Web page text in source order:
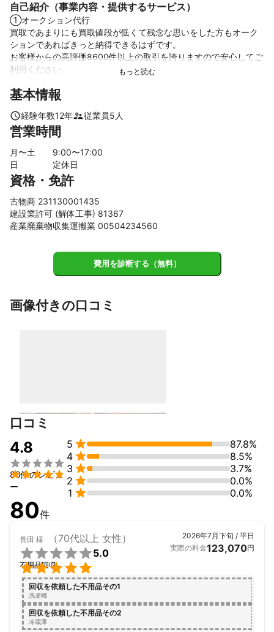
自己紹介（事業内容・提供するサービス）
①オークション代行
買取であまりにも買取値段が低くて残念な思いをした方もオーク
ションであればきっと納得できるはずです。
お客様からの高評価8600件以上の取引を誇りますので安心してご
利用ください。
②お客様の性格やライフスタイルなどを分析したうえでご満足い
もちろんご提案やお見積りは無料です。
個人宅だけではなくオフィスのお片付けや遺品整理等もお手伝い
③ご新築されたハウスクリーニングや事務所の簡単なクリーニン
グ等を施工いたしております。
④いぬ小屋の解体から戸建てやアパートの解体まで承ります。
もちろご相談、お見積りは無料です。
これまでの実績
①オークション年間販売件数2904件
③ハウスクリーニング　年間2～4件程度
基本情報
経験年数12年 従業員5 人
営業時間
月〜土 9:00〜17:00
日
定休日
資格・免許
古物商 231130001435
建設業許可 (解体工事) 81367
産業廃棄物収集運搬業 00504234560
費用を診断する（無料）
画像付きの口コミ
口コミ
4.8


80件のレビュ
ー
5 
87.8%
4 
8.5%
3 
3.7%
2 
0.0%
1  0.0%
80件
長田 様 （70代以上 女性）


5.0
不用品回収
2026年7月下旬 / 平日
実際の料金123,070円
回収を依頼した不用品その1
洗濯機
回収を依頼した不用品その2
冷蔵庫